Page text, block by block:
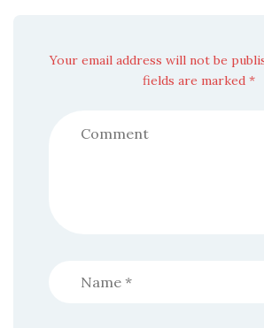
Your email address will not be
fields are marked *